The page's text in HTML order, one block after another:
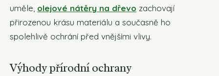
uměle, olejové nátěry na dřevo zachovají
přirozenou krásu materiálu a současně ho
spolehlivě ochrání před vnějšími vlivy.
Výhody přírodní ochrany